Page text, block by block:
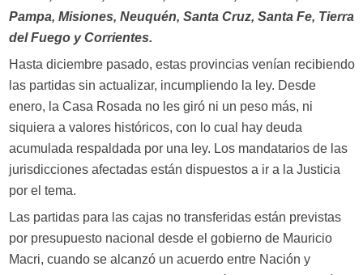
Pampa, Misiones, Neuquén, Santa Cruz, Santa Fe, Tierra
del Fuego y Corrientes.
Hasta diciembre pasado, estas provincias venían recibiendo
las partidas sin actualizar, incumpliendo la ley. Desde
enero, la Casa Rosada no les giró ni un peso más, ni
siquiera a valores históricos, con lo cual hay deuda
acumulada respaldada por una ley. Los mandatarios de las
jurisdicciones afectadas están dispuestos a ir a la Justicia
por el tema.
Las partidas para las cajas no transferidas están previstas
por presupuesto nacional desde el gobierno de Mauricio
Macri, cuando se alcanzó un acuerdo entre Nación y